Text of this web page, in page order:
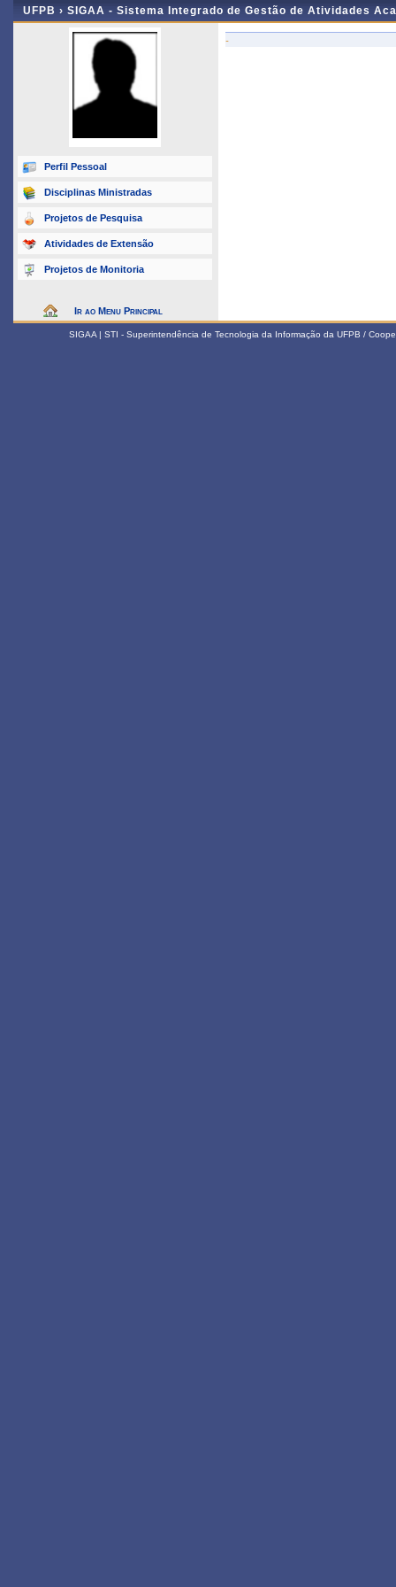
UFPB › SIGAA - Sistema Integrado de Gestão de Atividades
Perfil Pessoal
Disciplinas Ministradas
Projetos de Pesquisa
Atividades de Extensão
Projetos de Monitoria
Ir ao Menu Principal
-
SIGAA | STI - Superintendência de Tecnologia da Informação da UFPB /